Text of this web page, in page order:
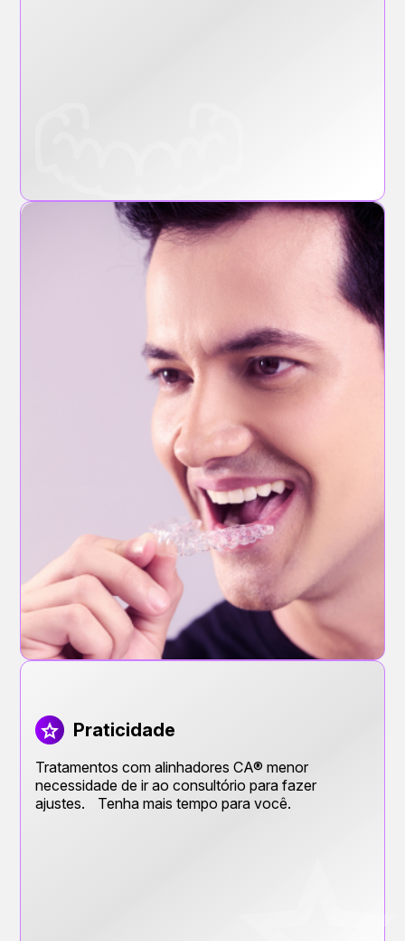
Praticidade
Tratamentos com alinhadores CA® menor
necessidade de ir ao consultório para fazer
ajustes. Tenha mais tempo para você.